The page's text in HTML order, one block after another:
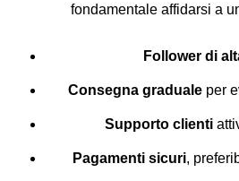
fondamentale affidarsi a
Follower di
Consegna graduale per
Supporto clienti
Pagamenti sicuri,